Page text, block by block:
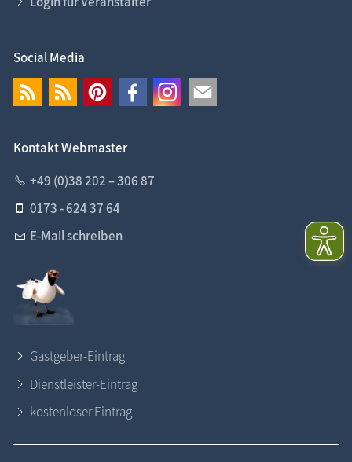
Social Media
Kontakt Webmaster
+49 (0)38 202 – 306 87
0173 - 624 37 64
E-Mail schreiben
Gastgeber-Eintrag
Dienstleister-Eintrag
kostenloser Eintrag